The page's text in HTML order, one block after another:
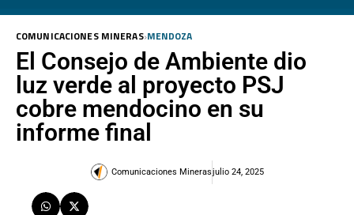
COMUNICACIONES MINERAS›MENDOZA
El Consejo de Ambiente dio
luz verde al proyecto PSJ
cobre mendocino en su
informe final
Comunicaciones Minerasjulio 24, 2025